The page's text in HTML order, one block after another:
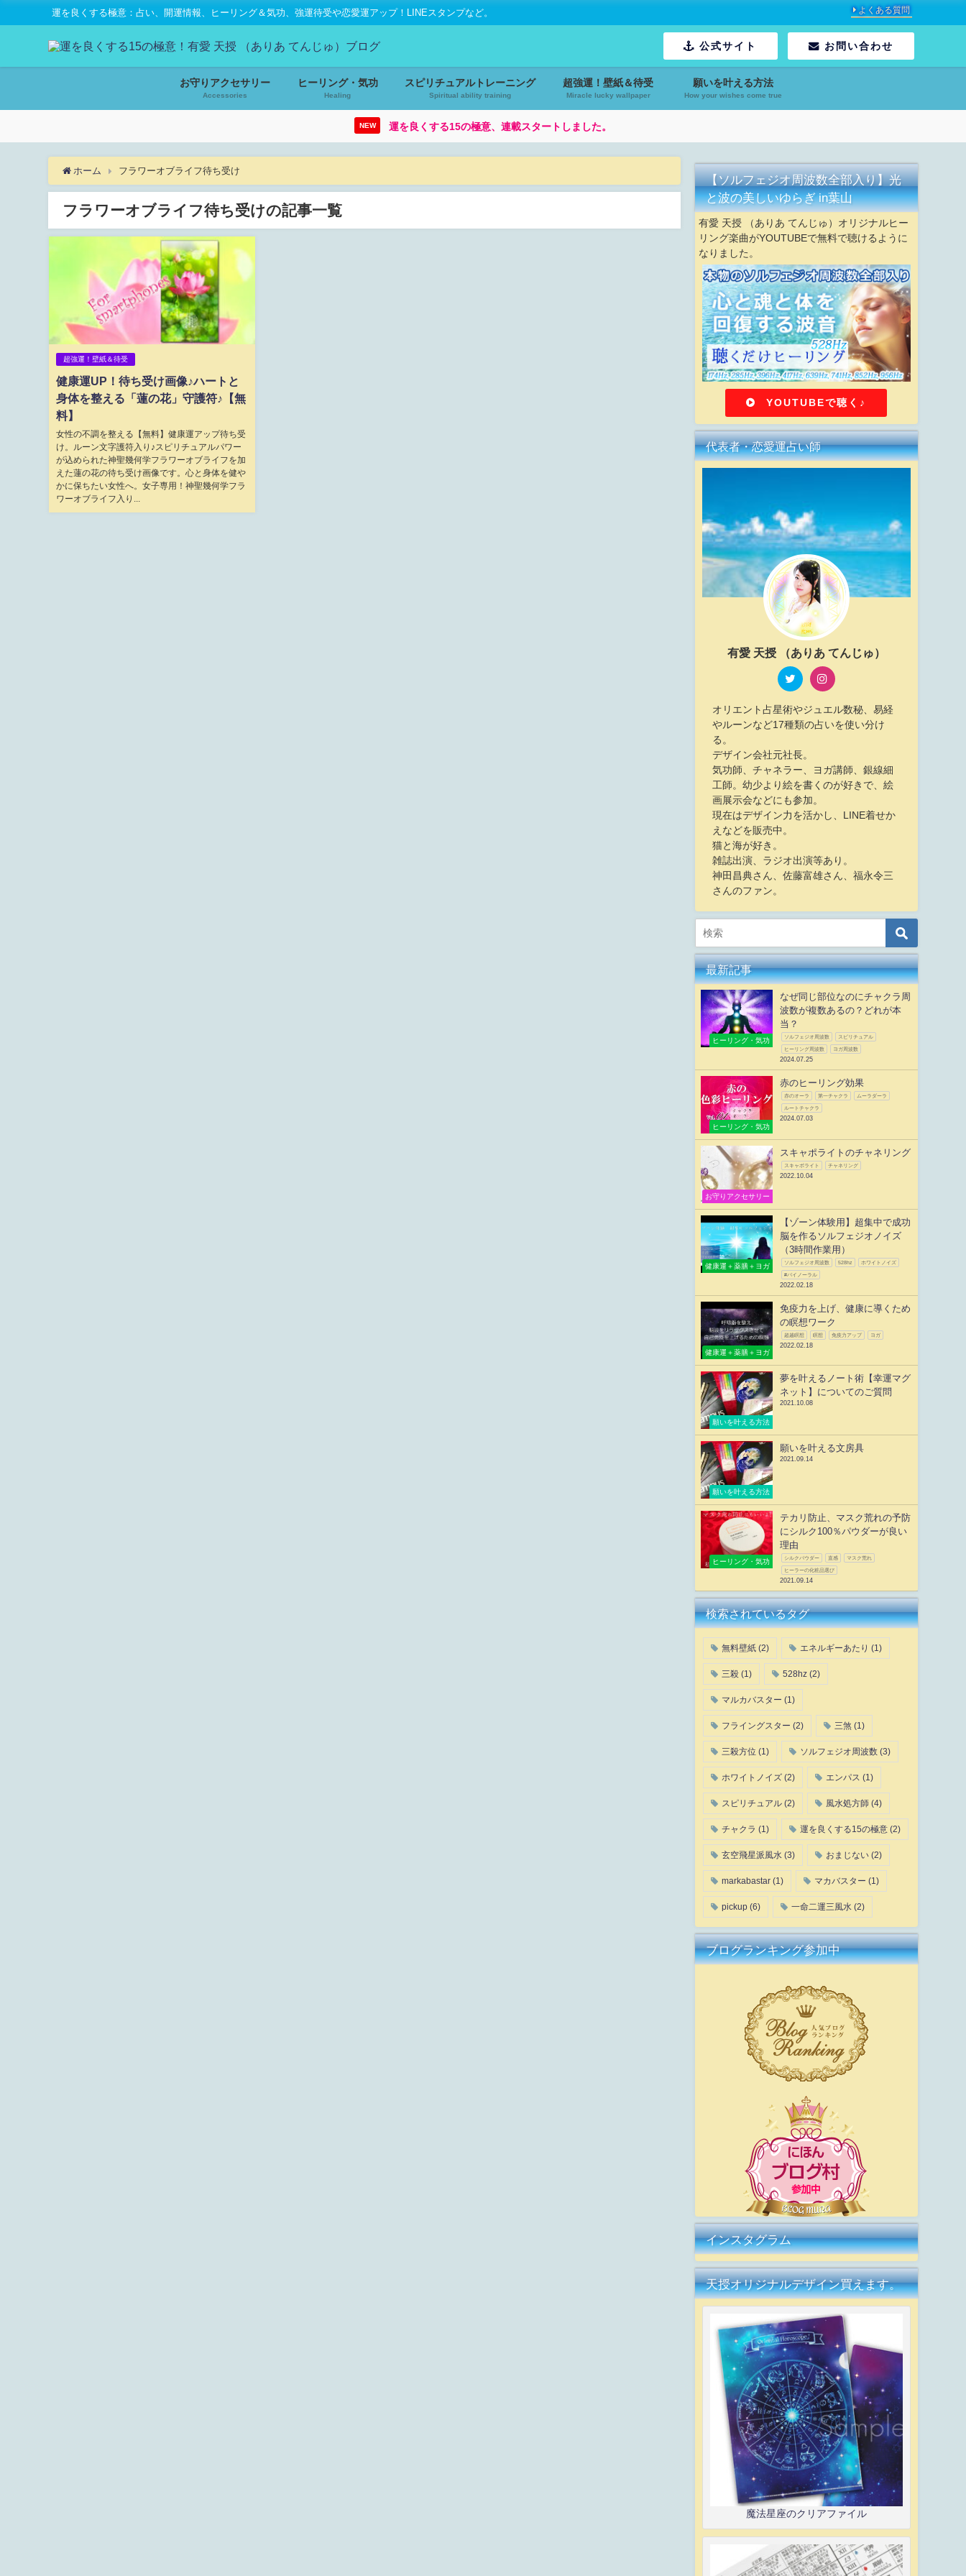
運を良くする極意：占い、開運情報、ヒーリング＆気功、強運待受や恋愛運アップ！LINEスタンプなど。 よくある質問
公式サイト お問い合わせ
お守りアクセサリー
Accessories
ヒーリング・気功
Healing
スピリチュアルトレーニング
Spiritual ability training
超強運！壁紙＆待受
Miracle lucky wallpaper
願いを叶える方法
How your wishes come true
NEW 運を良くする15の極意、連載スタートしました。
ホーム フラワーオブライフ待ち受け
フラワーオブライフ待ち受けの記事一覧
超強運！壁紙＆待受
健康運UP！待ち受け画像♪ハートと
身体を整える「蓮の花」守護符♪【無
料】
女性の不調を整える【無料】健康運アップ待ち受
け。ルーン文字護符入り♪スピリチュアルパワー
が込められた神聖幾何学フラワーオブライフを加
えた蓮の花の待ち受け画像です。心と身体を健や
かに保ちたい女性へ。女子専用！神聖幾何学フラ
ワーオブライフ入り...
【ソルフェジオ周波数全部入り】光
と波の美しいゆらぎ in葉山
有愛 天授 （ありあ てんじゅ）オリジナルヒー
リング楽曲がYOUTUBEで無料で聴けるように
なりました。
YOUTUBEで聴く♪
代表者・恋愛運占い師
有愛 天授 （ありあ てんじゅ）
オリエント占星術やジュエル数秘、易経
やルーンなど17種類の占いを使い分け
る。
デザイン会社元社長。
気功師、チャネラー、ヨガ講師、銀線細
工師。幼少より絵を書くのが好きで、絵
画展示会などにも参加。
現在はデザイン力を活かし、LINE着せか
えなどを販売中。
猫と海が好き。
雑誌出演、ラジオ出演等あり。
神田昌典さん、佐藤富雄さん、福永令三
さんのファン。
最新記事
ヒーリング・気功
なぜ同じ部位なのにチャクラ周
波数が複数あるの？どれが本
当？
ソルフェジオ周波数 スピリチュアル
ヒーリング周波数 ヨガ周波数
2024.07.25
ヒーリング・気功
赤のヒーリング効果
赤のオーラ 第一チャクラ ムーラダーラ
ルートチャクラ
2024.07.03
お守りアクセサリー
スキャポライトのチャネリング
スキャポライト チャネリング
2022.10.04
健康運＋薬膳＋ヨガ
【ゾーン体験用】超集中で成功
脳を作るソルフェジオノイズ
（3時間作業用）
ソルフェジオ周波数 528hz ホワイトノイズ
#バイノーラル
2022.02.18
健康運＋薬膳＋ヨガ
免疫力を上げ、健康に導くため
の瞑想ワーク
超越瞑想 瞑想 免疫力アップ ヨガ
2022.02.18
願いを叶える方法
夢を叶えるノート術【幸運マグ
ネット】についてのご質問
2021.10.08
願いを叶える方法
願いを叶える文房具
2021.09.14
ヒーリング・気功
テカリ防止、マスク荒れの予防
にシルク100％パウダーが良い
理由
シルクパウダー 直感 マスク荒れ
ヒーラーの化粧品選び
2021.09.14
検索されているタグ
無料壁紙(2) エネルギーあたり (1)
三殺(1) 528hz(2)
マルカバスター (1)
フライングスター (2) 三煞(1)
三殺方位 (1) ソルフェジオ周波数(3)
ホワイトノイズ(2) エンパス (1)
スピリチュアル(2) 風水処方師(4)
チャクラ (1) 運を良くする15の極意(2)
玄空飛星派風水 (3) おまじない(2)
markabastar(1) マカバスター (1)
pickup(6) 一命二運三風水 (2)
ブログランキング参加中
インスタグラム
天授オリジナルデザイン買えます。
魔法星座のクリアファイル